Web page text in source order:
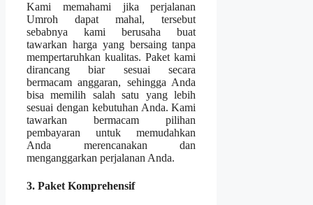
Kami memahami jika perjalanan
Umroh dapat mahal, tersebut
sebabnya kami berusaha buat
tawarkan harga yang bersaing tanpa
mempertaruhkan kualitas. Paket kami
dirancang biar sesuai secara
bermacam anggaran, sehingga Anda
bisa memilih salah satu yang lebih
sesuai dengan kebutuhan Anda. Kami
tawarkan bermacam pilihan
pembayaran untuk memudahkan
Anda merencanakan dan
menganggarkan perjalanan Anda.
3. Paket Komprehensif